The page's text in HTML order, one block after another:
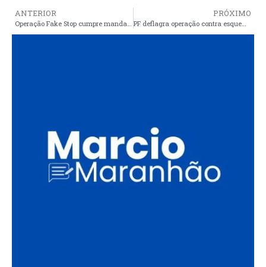
ANTERIOR PRÓXIMO
PF deflagra operação contra esquema de corrupção eleitoral em Caxias/MA